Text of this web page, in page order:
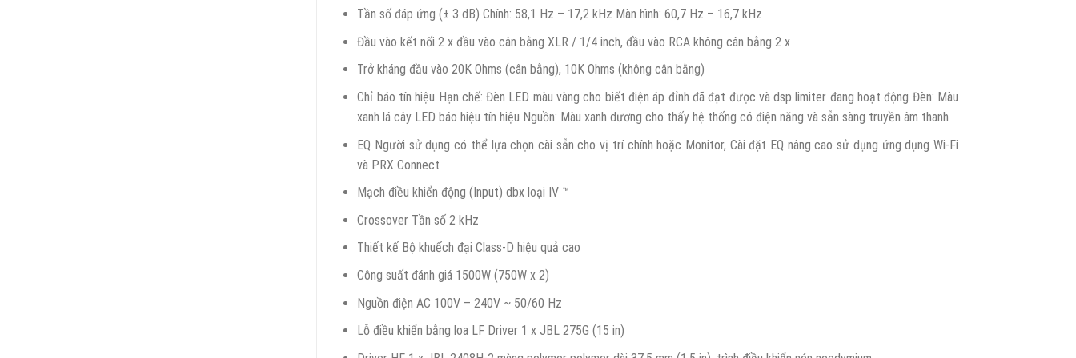
Tần số đáp ứng (± 3 dB) Chính: 58,1 Hz – 17,2 kHz Màn hình: 60,7 Hz – 16,7 kHz
Đầu vào kết nối 2 x đầu vào cân bằng XLR / 1/4 inch, đầu vào RCA không cân bằng 2 x
Trở kháng đầu vào 20K Ohms (cân bằng), 10K Ohms (không cân bằng)
Chỉ báo tín hiệu Hạn chế: Đèn LED màu vàng cho biết điện áp đỉnh đã đạt được và dsp limiter đang hoạt động Đèn: Màu
xanh lá cây LED báo hiệu tín hiệu Nguồn: Màu xanh dương cho thấy hệ thống có điện năng và sẵn sàng truyền âm thanh
EQ Người sử dụng có thể lựa chọn cài sẵn cho vị trí chính hoặc Monitor, Cài đặt EQ nâng cao sử dụng ứng dụng Wi-Fi
và PRX Connect
Mạch điều khiển động (Input) dbx loại IV ™
Crossover Tần số 2 kHz
Thiết kế Bộ khuếch đại Class-D hiệu quả cao
Công suất đánh giá 1500W (750W x 2)
Nguồn điện AC 100V – 240V ~ 50/60 Hz
Lỗ điều khiển bằng loa LF Driver 1 x JBL 275G (15 in)